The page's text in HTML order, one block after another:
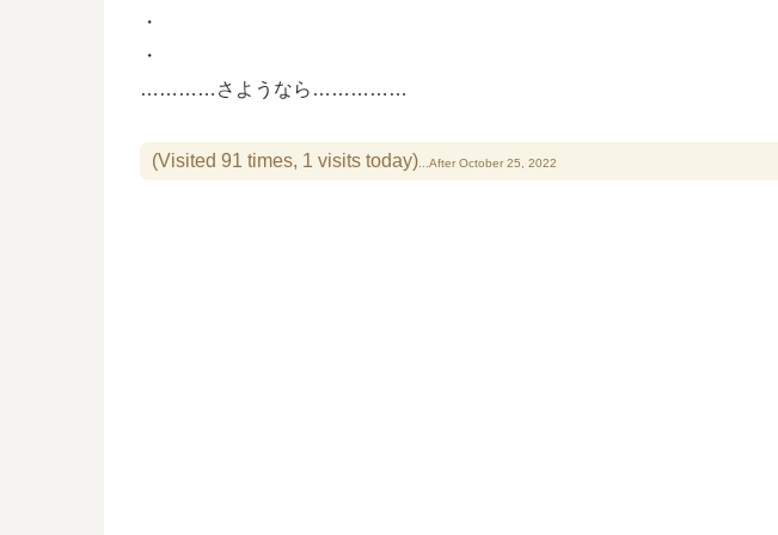
・
・
…………さようなら……………
(Visited 91 times, 1 visits today)